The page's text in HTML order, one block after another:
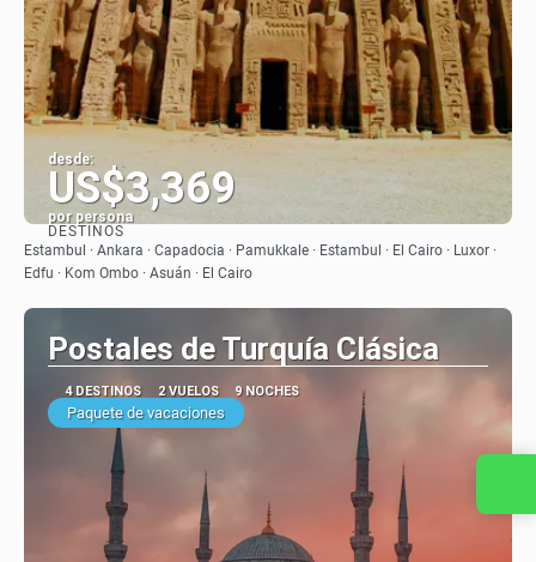
desde:
US$3,369
por persona
Ver
DESTINOS
Estambul · Ankara · Capadocia · Pamukkale · Estambul · El Cairo · Luxor ·
Edfu · Kom Ombo · Asuán · El Cairo
Postales de Turquía Clásica
4 DESTINOS 2 VUELOS 9 NOCHES
Paquete de vacaciones
Contacta con nosotros